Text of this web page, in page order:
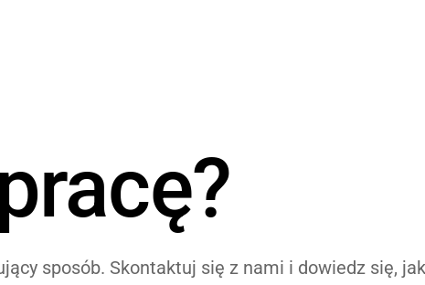
sposób. Skontaktuj się z nami i dowiedz się, jak